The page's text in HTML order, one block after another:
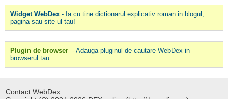
Widget WebDex- Ia cu tine dictionarul explicativ roman in blogul,
pagina sau site-ul tau!
Plugin de browser - Adauga pluginul de cautare WebDex in
browserul tau.
Contact WebDex